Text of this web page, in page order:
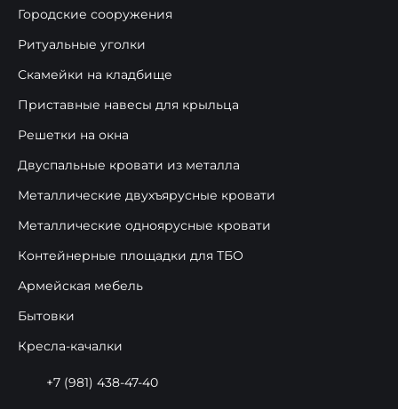
Городские сооружения
Ритуальные уголки
Скамейки на кладбище
Приставные навесы для крыльца
Решетки на окна
Двуспальные кровати из металла
Металлические двухъярусные кровати
Металлические одноярусные кровати
Контейнерные площадки для ТБО
Армейская мебель
Бытовки
Кресла-качалки
+7 (981) 438-47-40